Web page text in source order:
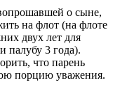
о сыне,
на флот (на флоте
двух лет для
палубу 3 года).
что парень
порцию уважения.